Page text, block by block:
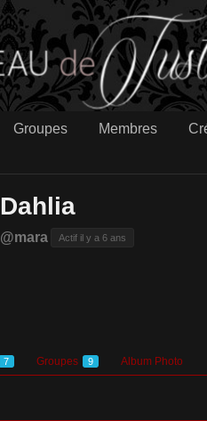
Groupes Membres
Dahlia
@mara Actif il y a 6 ans
7 Groupes 9 Album Photo